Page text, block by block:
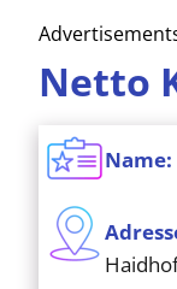
Netto
Name: